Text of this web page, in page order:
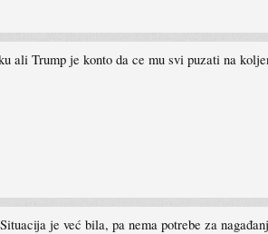
ali Trump je konto da ce mu svi puzati na
je već bila, pa nema potrebe za